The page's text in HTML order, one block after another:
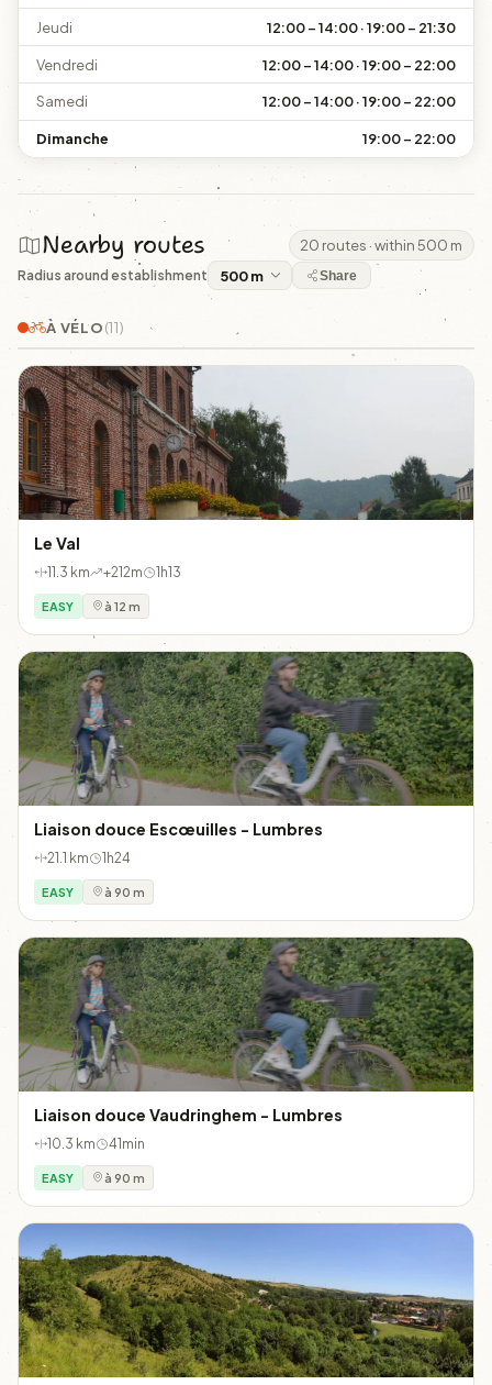
Jeudi 12:00 – 14:00 · 19:00 – 21:30
Vendredi 12:00 – 14:00 · 19:00 – 22:00
Samedi 12:00 – 14:00 · 19:00 – 22:00
Dimanche 19:00 – 22:00
Nearby routes 20 routes · within 500 m
Radius around establishment Share
À VÉLO(11)
Le Val
11.3 km +212m 1h13
EASY à 12 m
Liaison douce Escœuilles - Lumbres
21.1 km 1h24
EASY à 90 m
Liaison douce Vaudringhem - Lumbres
10.3 km 41min
EASY à 90 m